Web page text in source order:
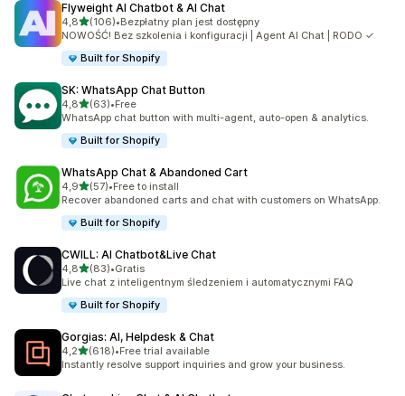
Flyweight AI Chatbot & AI Chat
4,8na 5 gwiazdek
(106)
Łączna liczba recenzji: 106
•Bezpłatny plan jest dostępny
NOWOŚĆ! Bez szkolenia i konfiguracji | Agent AI Chat | RODO ✓
Built for Shopify
SK: WhatsApp Chat Button
4,8na 5 gwiazdek
(63)
Łączna liczba recenzji: 63
•Free
WhatsApp chat button with multi-agent, auto-open & analytics.
Built for Shopify
WhatsApp Chat & Abandoned Cart
4,9na 5 gwiazdek
(57)
Łączna liczba recenzji: 57
•Free to install
Recover abandoned carts and chat with customers on WhatsApp.
Built for Shopify
CWILL: AI Chatbot&Live Chat
4,8na 5 gwiazdek
(83)
Łączna liczba recenzji: 83
•Gratis
Live chat z inteligentnym śledzeniem i automatycznymi FAQ
Built for Shopify
Gorgias: AI, Helpdesk & Chat
4,2na 5 gwiazdek
(618)
Łączna liczba recenzji: 618
•Free trial available
Instantly resolve support inquiries and grow your business.